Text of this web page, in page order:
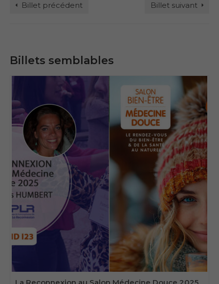
Billet précédent Billet suivant
Billets semblables